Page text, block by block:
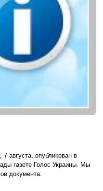
августа, опубликован в
газете Голос Украины. Мы
документа: